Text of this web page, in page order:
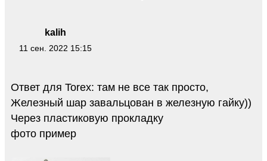
kalih
11 сен. 2022 15:15
Ответ для Torex: там не все так просто,
Железный шар завальцован в железную гайку))
Через пластиковую прокладку
фото пример